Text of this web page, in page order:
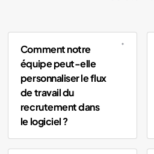
Comment notre
équipe peut-elle
personnaliser le flux
de travail du
recrutement dans
le logiciel ?
Le logiciel permet la